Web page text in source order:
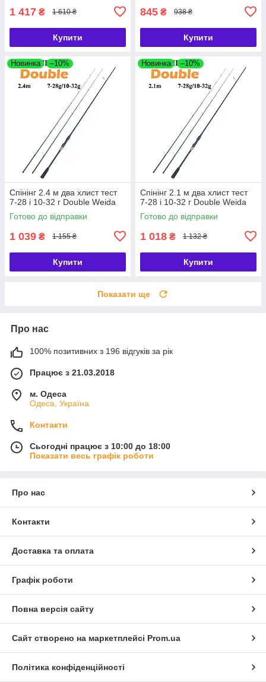
1 417 ₴ 1 610 ₴
Купити
845 ₴ 938 ₴
Купити
Новинка –10%
Спінінг 2.4 м два хлист тест
7-28 і 10-32 г Double Weida
Готово до відправки
1 039 ₴ 1 155 ₴
Купити
Новинка –10%
Спінінг 2.1 м два хлист тест
7-28 і 10-32 г Double Weida
Готово до відправки
1 018 ₴ 1 132 ₴
Купити
Показати ще
Про нас
100% позитивних з 196 відгуків за рік
Працює з 21.03.2018
м. Одеса
Одеса, Україна
Контакти
Сьогодні працює з 10:00 до 18:00
Показати весь графік роботи
Про нас
Контакти
Доставка та оплата
Графік роботи
Повна версія сайту
Сайт створено на маркетплейсі Prom.ua
Політика конфіденційності